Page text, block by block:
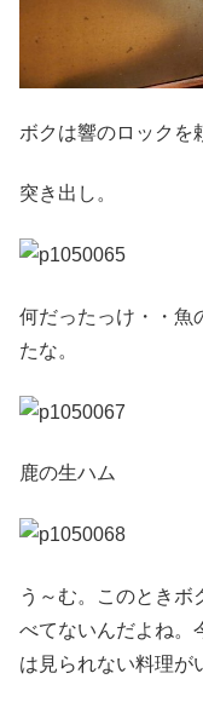
ボクは響のロックを
突き出し。
何だったっけ・・魚
たな。
鹿の生ハム
う～む。このときボ
べてないんだよね。
は見られない料理が